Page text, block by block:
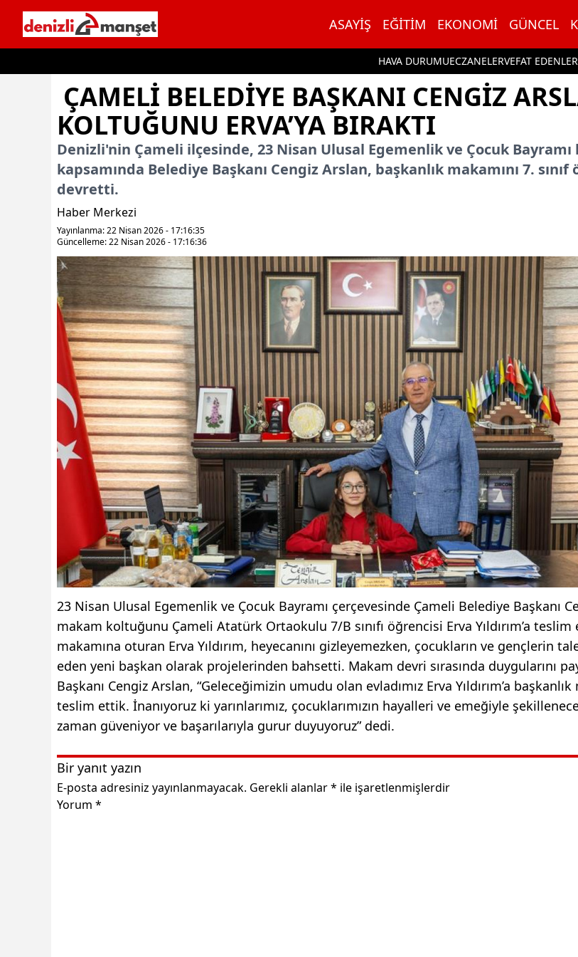
ASAYIŞ EĞITIM EKONOMI GÜNCEL
HAVA DURUMUECZANELERVEFAT EDENLER
ÇAMELI BELEDIYE BAŞKANI CENGIZ
KOLTUĞUNU ERVA’YA BIRAKTI
Denizli'nin Çameli ilçesinde, 23 Nisan Ulusal Egemenlik ve Çocuk
kapsamında Belediye Başkanı Cengiz Arslan, başkanlık makamını 7.
devretti.
Haber Merkezi
Yayınlanma: 22 Nisan 2026 - 17:16:35
Güncelleme: 22 Nisan 2026 - 17:16:36
23 Nisan Ulusal Egemenlik ve Çocuk Bayramı çerçevesinde Çameli Belediye Başkanı
makam koltuğunu Çameli Atatürk Ortaokulu 7/B sınıfı öğrencisi Erva Yıldırım’a teslim
makamına oturan Erva Yıldırım, heyecanını gizleyemezken, çocukların ve gençlerin
eden yeni başkan olarak projelerinden bahsetti. Makam devri sırasında duygularını
Başkanı Cengiz Arslan, “Geleceğimizin umudu olan evladımız Erva Yıldırım’a başkanlık
teslim ettik. İnanıyoruz ki yarınlarımız, çocuklarımızın hayalleri ve emeğiyle
zaman güveniyor ve başarılarıyla gurur duyuyoruz” dedi.
Bir yanıt yazın
E-posta adresiniz yayınlanmayacak. Gerekli alanlar* ile işaretlenmişlerdir
Yorum *